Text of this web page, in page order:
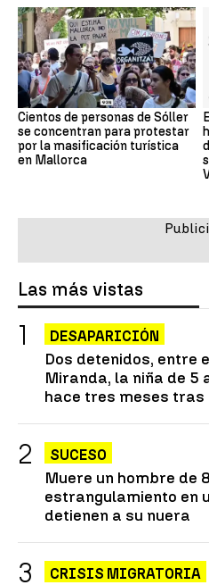
Cientos de personas de Sóller
se concentran para protestar
por la masificación turística
en Mallorca
Las más vistas
DESAPARICIÓN
Dos detenidos, entre
Miranda, la niña de 5
hace tres meses
SUCESO
Muere un hombre de
estrangulamiento en
detienen a su nuera
CRISIS MIGRATORIA